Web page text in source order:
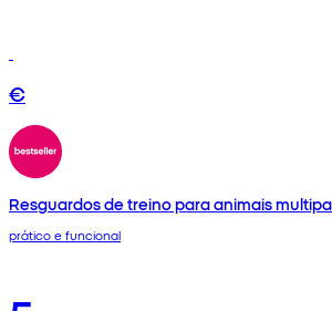
€
Resguardos de treino para animais
prático e funcional